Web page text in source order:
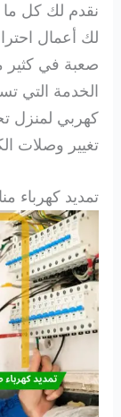
نقدم لك كل ما
لك أعمال
صعبة في كثير
الخدمة التي
كهربي لمنزل
تغيير وصلات
تمديد كهرباء